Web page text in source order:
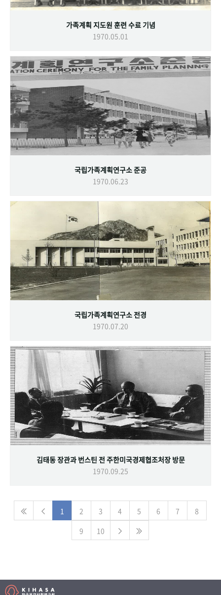
가족계획 지도원 훈련 수료 기념
1970.05.01
국립가족계획연구소 준공
1970.06.23
국립가족계획연구소 전경
1970.07.20
김태동 장관과 번스틴 전 주한미국경제협조처장 방문
1970.09.25
1 2 3 4 5 6 7
8
9
10